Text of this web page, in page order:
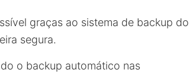
graças ao sistema de backup do
segura.
o backup automático nas